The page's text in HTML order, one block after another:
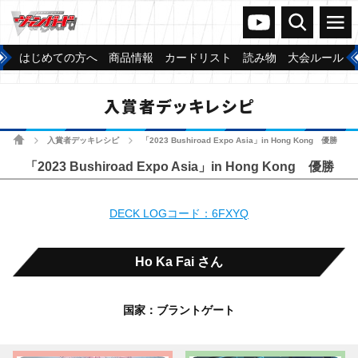
ヴァンガードch
検索 メニュー
はじめての方へ 商品情報 カードリスト 読み物 大会ルール
入賞者デッキレシピ
ホーム 入賞者デッキレシピ 「2023 Bushiroad Expo Asia」in Hong Kong 優勝
「2023 Bushiroad Expo Asia」in Hong Kong 優勝
DECK LOGコード：6FXYQ
Ho Ka Fai さん
国家：ブラントゲート